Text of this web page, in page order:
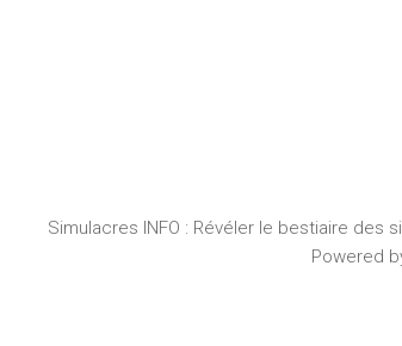
Simulacres INFO : Révéler le bestiaire des
Powered